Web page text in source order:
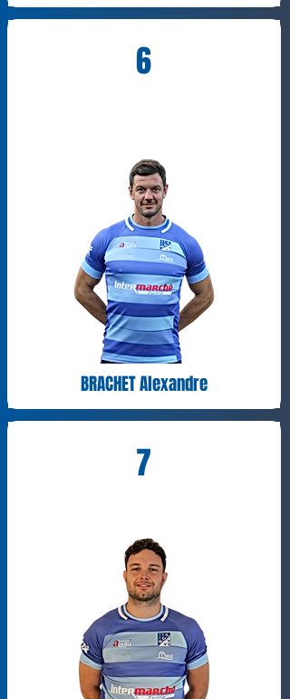
6
BRACHET Alexandre
7